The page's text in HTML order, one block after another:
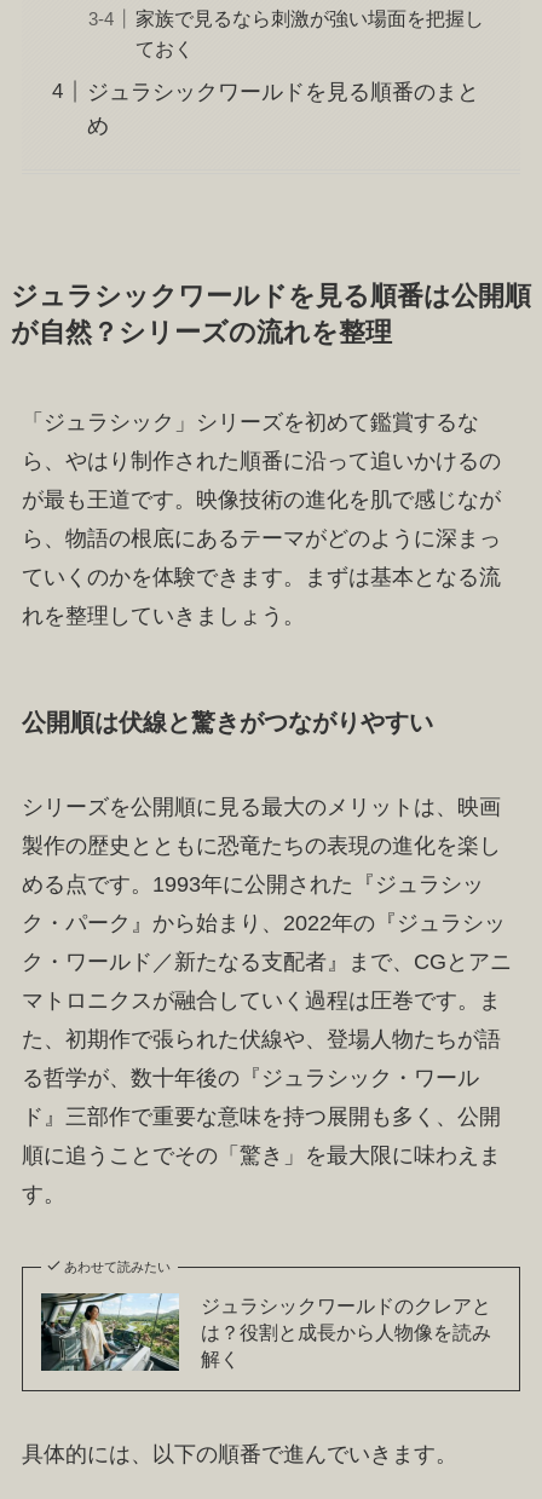
家族で見るなら刺激が強い場面を把握し
ておく
ジュラシックワールドを見る順番のまと
め
ジュラシックワールドを見る順番は公開順
が自然？シリーズの流れを整理
「ジュラシック」シリーズを初めて鑑賞するな
ら、やはり制作された順番に沿って追いかけるの
が最も王道です。映像技術の進化を肌で感じなが
ら、物語の根底にあるテーマがどのように深まっ
ていくのかを体験できます。まずは基本となる流
れを整理していきましょう。
公開順は伏線と驚きがつながりやすい
シリーズを公開順に見る最大のメリットは、映画
製作の歴史とともに恐竜たちの表現の進化を楽し
める点です。1993年に公開された『ジュラシッ
ク・パーク』から始まり、2022年の『ジュラシッ
ク・ワールド／新たなる支配者』まで、CGとアニ
マトロニクスが融合していく過程は圧巻です。ま
た、初期作で張られた伏線や、登場人物たちが語
る哲学が、数十年後の『ジュラシック・ワール
ド』三部作で重要な意味を持つ展開も多く、公開
順に追うことでその「驚き」を最大限に味わえま
す。
あわせて読みたい
ジュラシックワールドのクレアと
は？役割と成長から人物像を読み
解く
具体的には、以下の順番で進んでいきます。